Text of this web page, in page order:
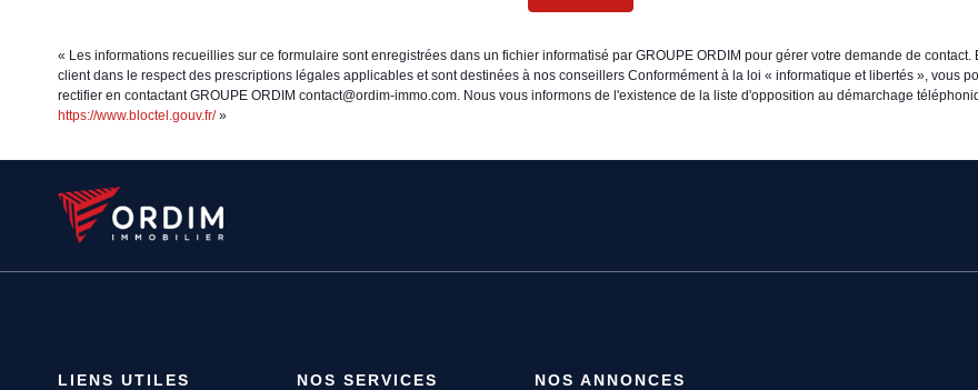
« Les informations recueillies sur ce formulaire sont enregistrées dans un fichier informatisé par GROUPE ORDIM pour gérer votre demande de
client dans le respect des prescriptions légales applicables et sont destinées à nos conseillers Conformément à la loi « informatique et libertés », vous
rectifier en contactant GROUPE ORDIM contact@ordim-immo.com. Nous vous informons de l'existence de la liste d'opposition au démarchage
https://www.bloctel.gouv.fr/»
LIENS UTILES NOS SERVICES NOS ANNONCES